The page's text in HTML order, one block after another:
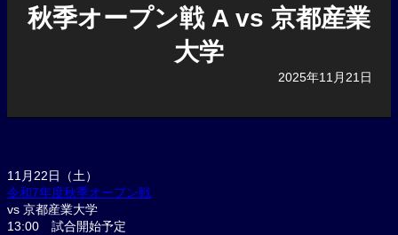
秋季オープン戦 A vs 京都産業
大学
2025年11月21日
11月22日（土）
令和7年度秋季オープン戦
vs 京都産業大学
13:00 試合開始予定